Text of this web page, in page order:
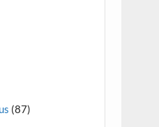
(87)